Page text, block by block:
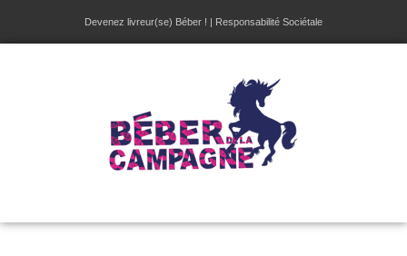
Devenez livreur(se) Béber ! | Responsabilité Sociétale